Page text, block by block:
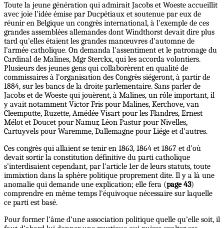
Toute la jeune génération qui admirait Jacobs et Woeste accueillit
avec joie l’idée émise par Ducpétiaux et soutenue par eux de
réunir en Belgique un congrès international, à l’exemple de ces
grandes assemblées allemandes dont Windthorst devait dire plus
tard qu’elles étaient les grandes manœuvres d’automne de
l’armée catholique. On demanda l’assentiment et le patronage du
Cardinal de Malines, Mgr Sterckx, qui les accorda volontiers.
Plusieurs des jeunes gens qui collaborèrent en qualité de
commissaires à l’organisation des Congrès siégeront, à partir de
1884, sur les bancs de la droite parlementaire. Sans parler de
Jacobs et de Woeste qui jouèrent, à Malines, un rôle important, il
y avait notamment Victor Fris pour Malines, Kerchove, van
Cleemputte, Ruzette, Amédée Visart pour les Flandres, Ernest
Mélot et Doucet pour Namur, Léon Pastur pour Nivelles,
Cartuyvels pour Waremme, Dallemagne pour Liége et d’autres.
Ces congrès qui allaient se tenir en 1863, 1864 et 1867 et d’où
devait sortir la constitution définitive du parti catholique
s’interdisaient cependant, par l’article 1er de leurs statuts, toute
immixtion dans la sphère politique proprement dite. Il y a là une
anomalie qui demande une explication; elle fera (page 43)
comprendre en même temps l’équivoque nécessaire sur laquelle
ce parti est basé.
Pour former l’âme d’une association politique quelle qu’elle soit, il